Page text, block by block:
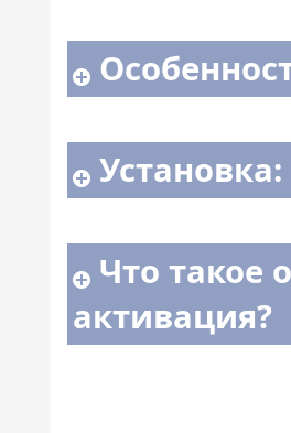
Установка:
Что такое
активация?